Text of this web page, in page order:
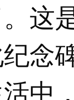
这
念
中